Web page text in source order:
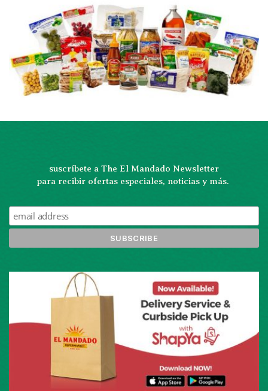
suscríbete a The El Mandado Newsletter
para recibir ofertas especiales, noticias y más.